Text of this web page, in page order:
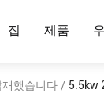
집 제품
재했습니다 / 5.5kw